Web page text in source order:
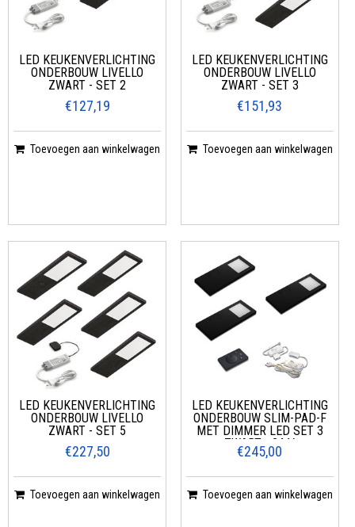
LED KEUKENVERLICHTING
ONDERBOUW LIVELLO
ZWART - SET 2
€127,19
Toevoegen aan winkelwagen
LED KEUKENVERLICHTING
ONDERBOUW LIVELLO
ZWART - SET 3
€151,93
Toevoegen aan winkelwagen
LED KEUKENVERLICHTING
ONDERBOUW LIVELLO
ZWART - SET 5
€227,50
Toevoegen aan winkelwagen
LED KEUKENVERLICHTING
ONDERBOUW SLIM-PAD-F
MET DIMMER LED SET 3
ZWART - 24 V
€245,00
Toevoegen aan winkelwagen